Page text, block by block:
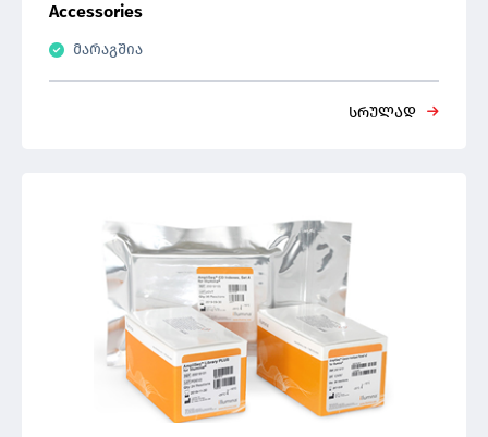
Accessories
მარაგშია
სრულად